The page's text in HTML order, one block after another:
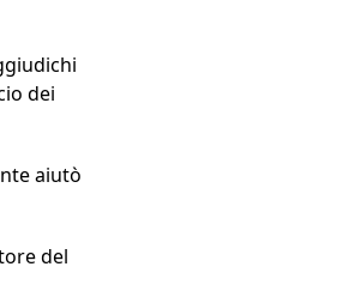
dei
aiutò
del